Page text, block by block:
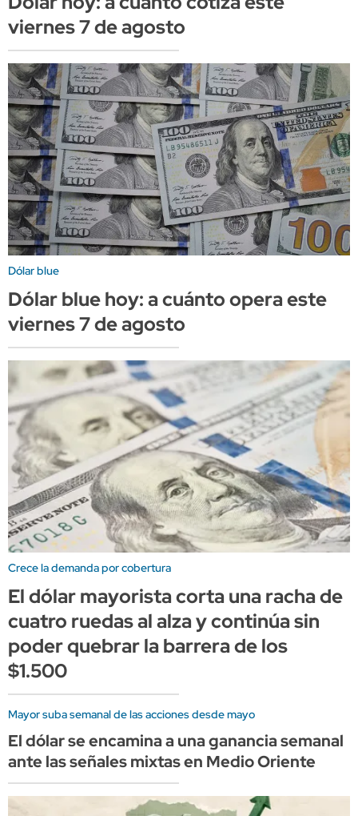
viernes 7 de agosto
Dólar blue
Dólar blue hoy: a cuánto opera este
viernes 7 de agosto
Crece la demanda por cobertura
El dólar mayorista corta una racha de
cuatro ruedas al alza y continúa sin
poder quebrar la barrera de los
$1.500
Mayor suba semanal de las acciones desde mayo
El dólar se encamina a una ganancia semanal
ante las señales mixtas en Medio Oriente